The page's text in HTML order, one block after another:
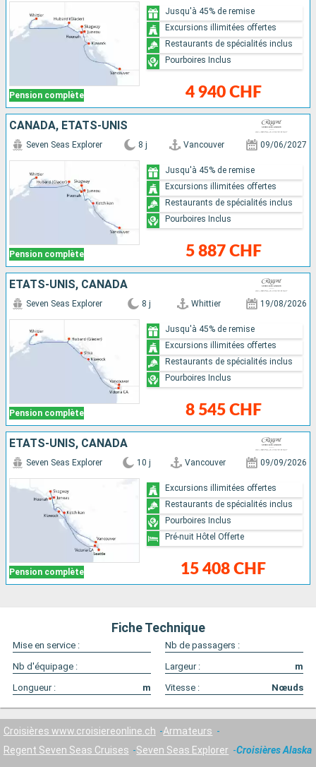
Pension complète 4 940 CHF
Jusqu'à 45% de remise
Excursions illimitées offertes
Restaurants de spécialités inclus
Pourboires Inclus
CANADA, ÉTATS-UNIS
Pension complète
Seven Seas Explorer 8 j Vancouver 09/06/2027
5 887 CHF
Jusqu'à 45% de remise
Excursions illimitées offertes
Restaurants de spécialités inclus
Pourboires Inclus
ÉTATS-UNIS, CANADA
Pension complète
Seven Seas Explorer 8 j Whittier 19/08/2026
8 545 CHF
Jusqu'à 45% de remise
Excursions illimitées offertes
Restaurants de spécialités inclus
Pourboires Inclus
ÉTATS-UNIS, CANADA
Pension complète
Seven Seas Explorer 10 j Vancouver 09/09/2026
15 408 CHF
Excursions illimitées offertes
Restaurants de spécialités inclus
Pourboires Inclus
Pré-nuit Hôtel Offerte
Fiche Technique
Mise en service :
Nb de passagers :
Nb d'équipage :
Largeur :
m
Longueur :
m Vitesse : Nœuds
Croisières www.croisiereonline.ch
Armateurs
Regent Seven Seas Cruises
Seven Seas Explorer Croisières Alaska